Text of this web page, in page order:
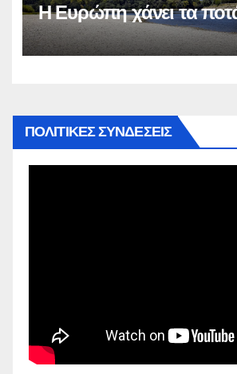
Η Ευρώπη χάνει τα
ΠΟΛΙΤΙΚΕΣ ΣΥΝΔΕΣΕΙΣ